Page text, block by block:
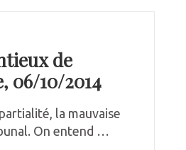
de
06/10/2014
la mauvaise
On entend …